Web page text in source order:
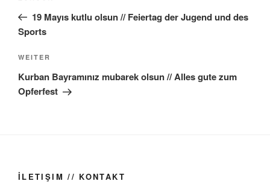
Beitrag19 Mayıs kutlu olsun // Feiertag der Jugend und des
Sports
Nächster
Beitrag
WEITER
Kurban Bayramınız mubarek olsun // Alles gute zum
Opferfest
İLETIŞIM // KONTAKT